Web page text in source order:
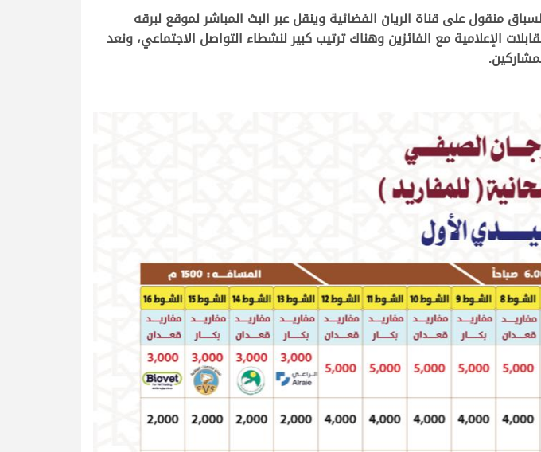
ستكون في الخامسة صباحاً، على مدار 16 شوطاً، والسباق منقول على قناة الريان الفضائية وينقل عبر البث المباشر لموقع لبرقه
الإعلامية مع الفائزين وهناك ترتيب كبير لنشطاء التواصل الاجتماعي، ونعد
.